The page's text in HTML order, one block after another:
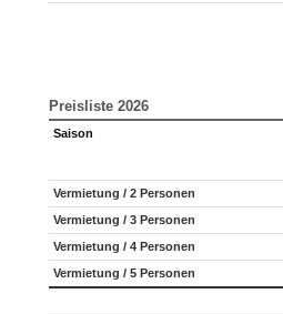
Preisliste 2026
Saison
Vermietung / 2 Personen
Vermietung / 3 Personen
Vermietung / 4 Personen
Vermietung / 5 Personen